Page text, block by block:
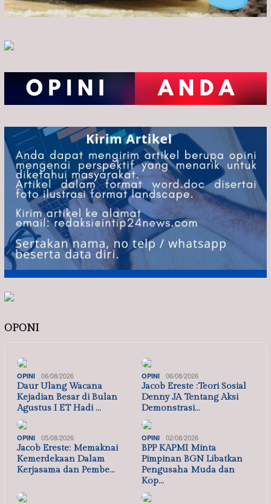
OPONI
OPINI 06/08/2026
Daur Ulang Wacana
Kejadian Besar di Bulan
Agustus I ET Hadi …
OPINI 06/08/2026
Jacob Ereste :Teori Sosial
Denny JA Tentang Aksi
Demonstrasi…
OPINI 05/08/2026
Jacob Ereste: Memaknai
Kemerdekaan Dalam
Kerjasama dan Pembe…
OPINI 02/08/2026
BPP KAPMI Minta
Pimpinan BGN Libatkan
Pengusaha Muda dan
Kop…